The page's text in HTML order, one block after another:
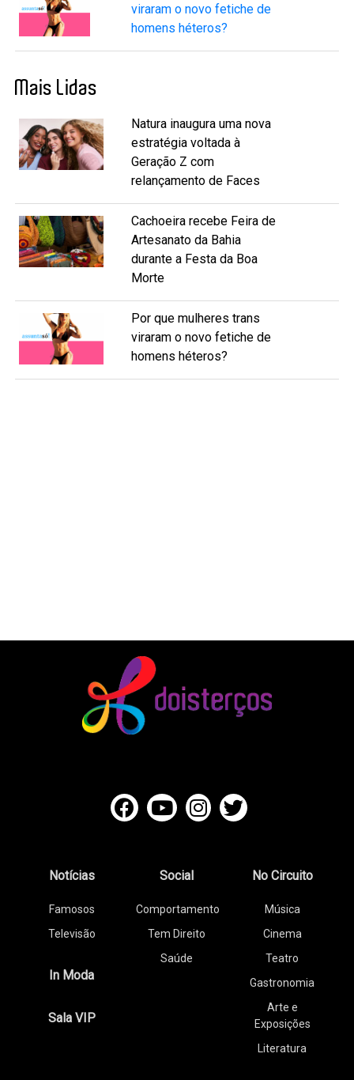
viraram o novo fetiche de
homens héteros?
Mais Lidas
Natura inaugura uma nova
estratégia voltada à
Geração Z com
relançamento de Faces
Cachoeira recebe Feira de
Artesanato da Bahia
durante a Festa da Boa
Morte
Por que mulheres trans
viraram o novo fetiche de
homens héteros?
Notícias
Famosos
Televisão
In Moda
Sala VIP
Social
Comportamento
Tem Direito
Saúde
No Circuito
Música
Cinema
Teatro
Gastronomia
Arte e
Exposições
Literatura